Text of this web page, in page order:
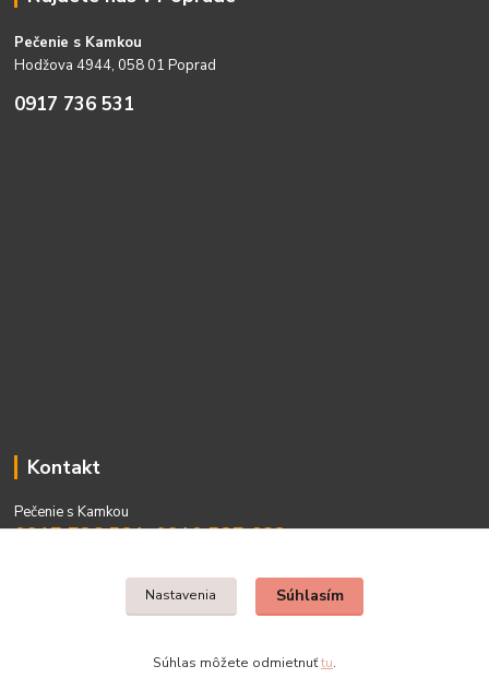
Pečenie s Kamkou
Hodžova 4944, 058 01 Poprad
0917 736 531
Kontakt
Pečenie s Kamkou
0917 736 531, 0910 537 682
Nastavenia Súhlasím
Súhlas môžete odmietnuťtu.